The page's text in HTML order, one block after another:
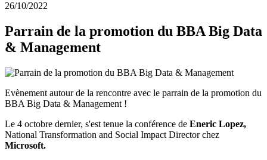
26/10/2022
Parrain de la promotion du BBA Big Data
& Management
Evènement autour de la rencontre avec le parrain de la promotion du
BBA Big Data & Management !
Le 4 octobre dernier, s'est tenue la conférence de Eneric Lopez,
National Transformation and Social Impact Director chez
Microsoft.